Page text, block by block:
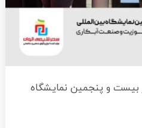
و پنجمین نمایشگاه